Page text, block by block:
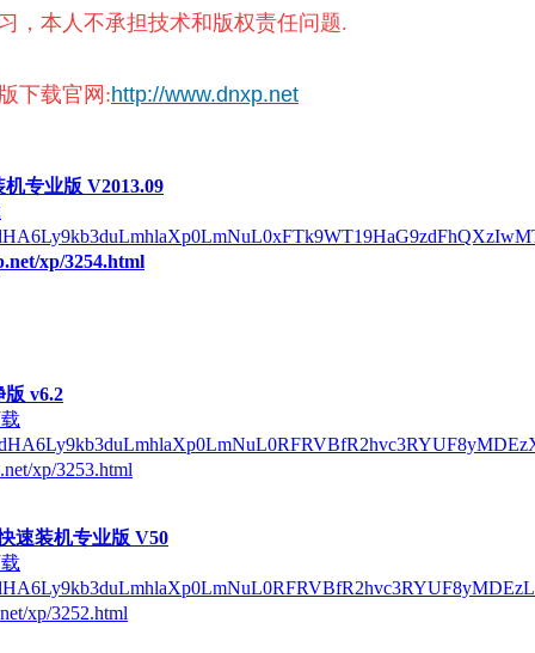
，本人不承担技术和版权责任问题.
下载官网:http://www.dnxp.net
专业版 V2013.09
xp/3254.html
版 v6.2
xp/3253.html
速装机专业版 V50
xp/3252.html